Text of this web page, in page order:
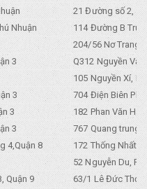
21 Đường số 2,
Nhuận
114 Đường B
204/56 Nơ Trang
3
Q312 Nguyền
105 Nguyền Xí,
3
704 Điện Biên
3
182 Phan Văn
3
767 Quang trung,
4,Quận 8
172 Thống Nhất.
52 Nguyễn Du,
Quận 9
63/1 Lê Đức Thọ,